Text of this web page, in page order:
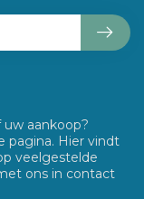
aankoop?
pagina. Hier vindt
veelgestelde
ons in contact